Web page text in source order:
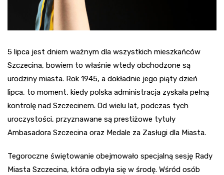
5 lipca jest dniem ważnym dla wszystkich mieszkańców
Szczecina, bowiem to właśnie wtedy obchodzone są
urodziny miasta. Rok 1945, a dokładnie jego piąty dzień
lipca, to moment, kiedy polska administracja zyskała pełną
kontrolę nad Szczecinem. Od wielu lat, podczas tych
uroczystości, przyznawane są prestiżowe tytuły
Ambasadora Szczecina oraz Medale za Zasługi dla Miasta.
Tegoroczne świętowanie obejmowało specjalną sesję Rady
Miasta Szczecina, która odbyła się w środę. Wśród osób